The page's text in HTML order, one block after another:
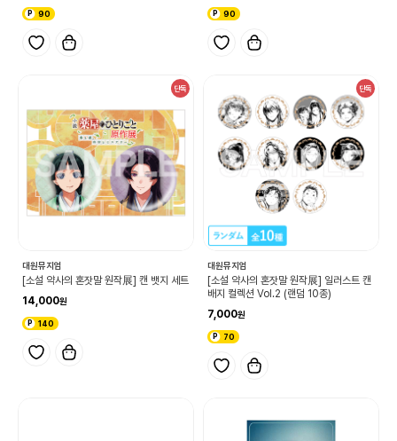
90 90
단독
대원뮤지엄
[소설 약사의 혼잣말 원작展] 캔 뱃지 세트
14,000
140
단독
대원뮤지엄
[소설 약사의 혼잣말 원작展] 일러스트 캔
배지 컬렉션 Vol.2 (랜덤 10종)
7,000
70